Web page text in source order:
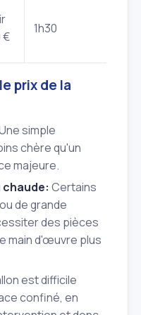
€
1h30
prix de la
simple
chère qu'un
majeure.
chaude: Certains
de grande
des pièces
main d'œuvre plus
est difficile
confiné, en